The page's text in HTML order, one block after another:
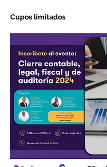
Cupos limitados